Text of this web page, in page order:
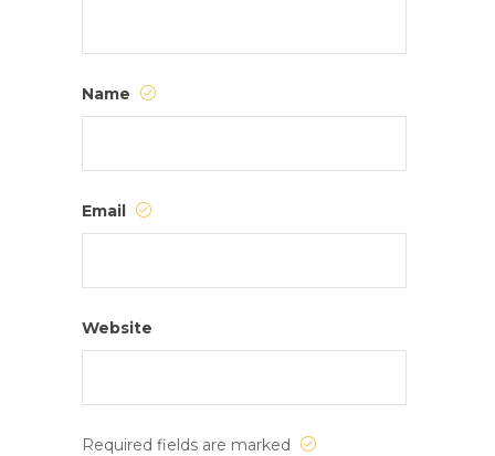
Name
Email
Website
Required fields are marked